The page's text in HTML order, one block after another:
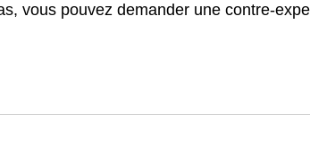
vous pouvez demander une contre-